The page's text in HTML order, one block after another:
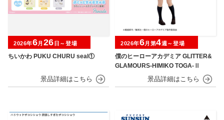
ちいかわ PUKU CHURU seal①
2026年6月 26 日～登場
僕のヒーローアカデミア GLITTER&
GLAMOURS-HIMIKO TOGA-Ⅱ
2026年6月第4週～登場